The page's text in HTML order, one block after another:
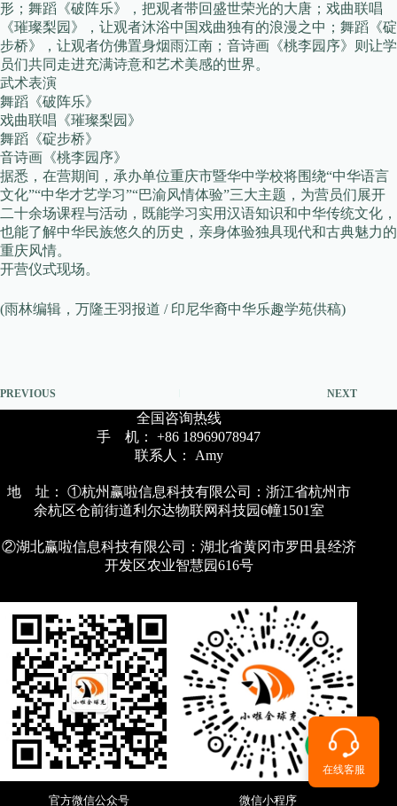
形；舞蹈《破阵乐》，把观者带回盛世荣光的大唐；戏曲联唱
《璀璨梨园》，让观者沐浴中国戏曲独有的浪漫之中；舞蹈《碇
步桥》，让观者仿佛置身烟雨江南；音诗画《桃李园序》则让学
员们共同走进充满诗意和艺术美感的世界。
武术表演
舞蹈《破阵乐》
戏曲联唱《璀璨梨园》
舞蹈《碇步桥》
音诗画《桃李园序》
据悉，在营期间，承办单位重庆市暨华中学校将围绕“中华语言
文化”“中华才艺学习”“巴渝风情体验”三大主题，为营员们展开
二十余场课程与活动，既能学习实用汉语知识和中华传统文化，
也能了解中华民族悠久的历史，亲身体验独具现代和古典魅力的
重庆风情。
开营仪式现场。
(雨林编辑，万隆王羽报道 / 印尼华裔中华乐趣学苑供稿)
PREVIOUS NEXT
全国咨询热线
手 机： +86 18969078947
联系人： Amy
地 址： ①杭州赢啦信息科技有限公司：浙江省杭州市
余杭区仓前街道利尔达物联网科技园6幢1501室
②湖北赢啦信息科技有限公司：湖北省黄冈市罗田县经济
开发区农业智慧园616号
官方微信公众号 微信小程序
在线客服